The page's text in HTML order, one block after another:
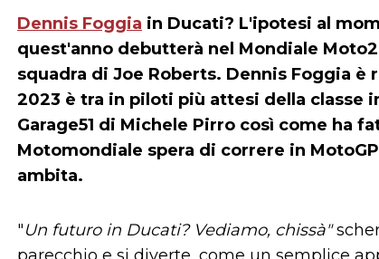
Dennis Foggia in Ducati? L'ipotesi al
quest'anno debutterà nel Mondiale
squadra di Joe Roberts. Dennis Foggia è
2023 è tra in piloti più attesi della classe
Garage51 di Michele Pirro così come ha
Motomondiale spera di correre in
ambita.
"Un futuro in Ducati? Vediamo, chissà"